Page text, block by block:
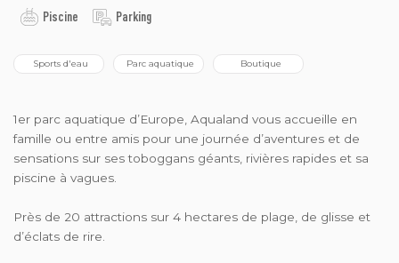
Piscine Parking
Sports d'eau Parc aquatique
  Boutique
1er parc aquatique d’Europe, Aqualand vous accueille en
famille ou entre amis pour une journée d’aventures et de
sensations sur ses toboggans géants, rivières rapides et sa
piscine à vagues.
Près de 20 attractions sur 4 hectares de plage, de glisse et
d’éclats de rire.